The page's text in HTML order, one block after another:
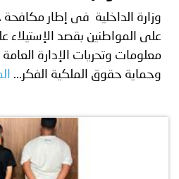
وزارة الداخلية فى إطار مكافحة
على المواطنين بقصد
معلومات وتحريات الإدارة
وحماية حقوق الملكية الفكر...